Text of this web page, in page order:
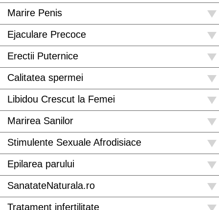
Marire Penis
Ejaculare Precoce
Erectii Puternice
Calitatea spermei
Libidou Crescut la Femei
Marirea Sanilor
Stimulente Sexuale Afrodisiace
Epilarea parului
SanatateNaturala.ro
Tratament infertilitate